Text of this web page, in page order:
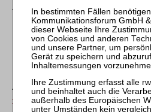
ZVI – Zeitschrift für
Insolvenzrecht
< 35 36 37 38 39 40
BGH, Beschl. v. 08.03.2007 – IX
Aufhebung des
ZVI 2007, 358